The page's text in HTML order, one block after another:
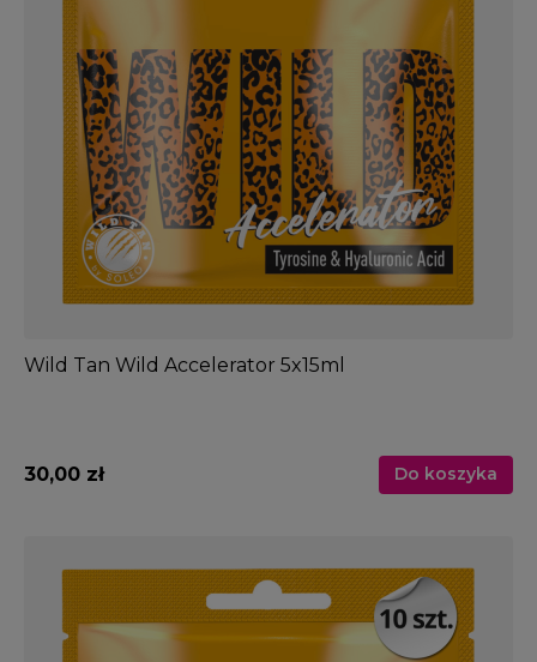
Wild Tan Wild Accelerator 5x15ml
30,00 zł Do koszyka